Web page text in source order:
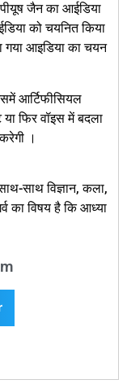
पीयूष जैन का आईडिया
को चयनित किया
गया आइडिया का चयन
आर्टिफीसियल
फिर वॉइस में बदला
।
साथ विज्ञान, कला,
का विषय है कि आध्या